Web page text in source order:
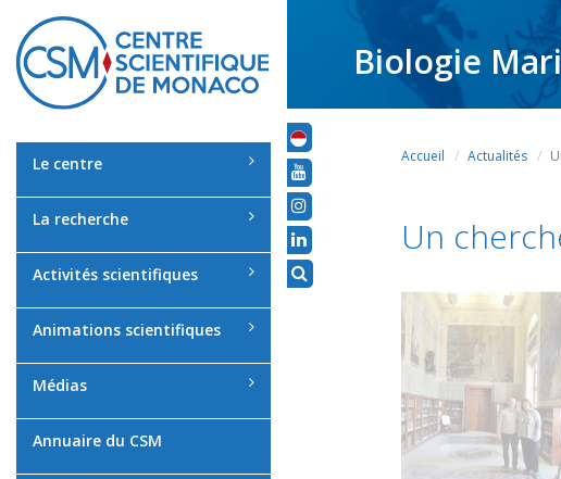
Le centre
La recherche
Activités scientifiques
Animations scientifiques
Médias
Annuaire du CSM
Biologie
Accueil Actualités
Un